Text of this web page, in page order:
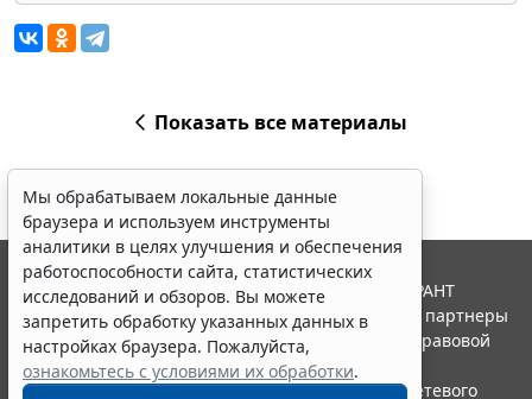
Показать все материалы
Мы обрабатываем локальные данные
браузера и используем инструменты
аналитики в целях улучшения и обеспечения
работоспособности сайта, статистических
исследований и обзоров. Вы можете
запретить обработку указанных данных в
настройках браузера. Пожалуйста,
ознакомьтесь с условиями их обработки.
© ООО "НПП "ГАРАНТ-СЕРВИС", 2026. Система ГАРАНТ
выпускается с 1990 года. Компания "Гарант" и ее партнеры
являются участниками Российской ассоциации правовой
информации ГАРАНТ.
Портал ГАРАНТ.РУ зарегистрирован в качестве сетевого